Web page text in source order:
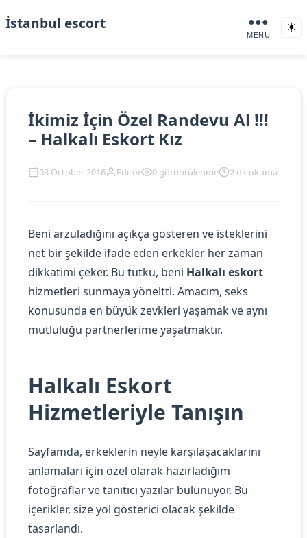
İstanbul escort ●●●
MENU
☀️
İkimiz İçin Özel Randevu Al !!!
– Halkalı Eskort Kız
03 October 2016 Editör 0 görüntülenme 2 dk okuma
Beni arzuladığını açıkça gösteren ve isteklerini
net bir şekilde ifade eden erkekler her zaman
dikkatimi çeker. Bu tutku, beni Halkalı eskort
hizmetleri sunmaya yöneltti. Amacım, seks
konusunda en büyük zevkleri yaşamak ve aynı
mutluluğu partnerlerime yaşatmaktır.
Halkalı Eskort
Hizmetleriyle Tanışın
Sayfamda, erkeklerin neyle karşılaşacaklarını
anlamaları için özel olarak hazırladığım
fotoğraflar ve tanıtıcı yazılar bulunuyor. Bu
içerikler, size yol gösterici olacak şekilde
tasarlandı.